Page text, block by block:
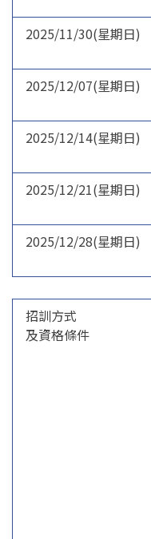
2025/11/30(星期日)
2025/12/07(星期日)
2025/12/14(星期日)
2025/12/21(星期日)
2025/12/28(星期日)
招訓方式
及資格條件